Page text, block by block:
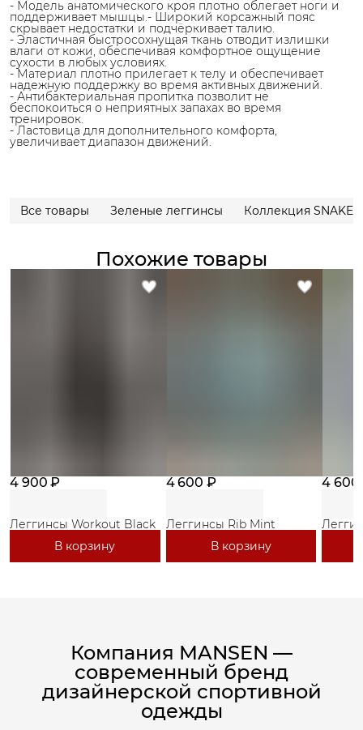
- Модель анатомического кроя плотно облегает ноги и
поддерживает мышцы.- Широкий корсажный пояс
скрывает недостатки и подчёркивает талию.
- Эластичная быстросохнущая ткань отводит излишки
влаги от кожи, обеспечивая комфортное ощущение
сухости в любых условиях.
- Материал плотно прилегает к телу и обеспечивает
надежную поддержку во время активных движений.
- Антибактериальная пропитка позволит не
беспокоиться о неприятных запахах во время
тренировок.
- Ластовица для дополнительного комфорта,
увеличивает диапазон движений.
Все товары Зеленые леггинсы Коллекция
Похожие товары
4 900 ₽
Леггинсы Workout Black
В корзину
4 600 ₽
Леггинсы Rib Mint
В корзину
4 600
Компания MANSEN —
современный бренд
дизайнерской спортивной
одежды